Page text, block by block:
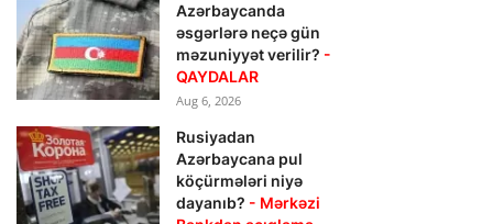
Azərbaycanda
əsgərlərə neçə gün
məzuniyyət verilir? -
QAYDALAR
Aug 6, 2026
Rusiyadan
Azərbaycana pul
köçürmələri niyə
dayanıb? - Mərkəzi